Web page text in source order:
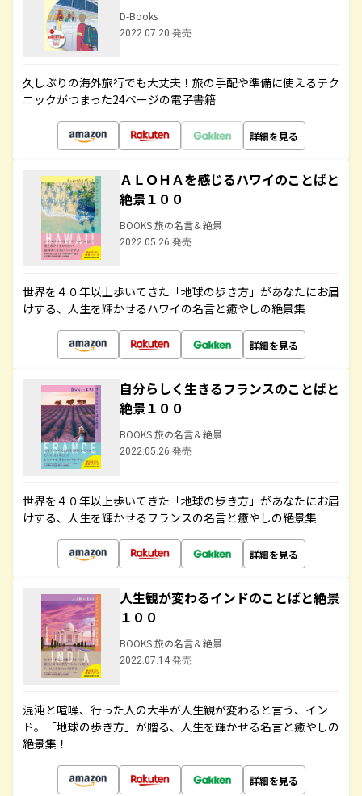
D-Books
2022.07.20 発売
久しぶりの海外旅行でも大丈夫！旅の手配や準備に使えるテク
ニックがつまった24ページの電子書籍
詳細を見る
ＡＬＯＨＡを感じるハワイのことばと
絶景１００
BOOKS 旅の名言＆絶景
2022.05.26 発売
世界を４０年以上歩いてきた「地球の歩き方」があなたにお届
けする、人生を輝かせるハワイの名言と癒やしの絶景集
詳細を見る
自分らしく生きるフランスのことばと
絶景１００
BOOKS 旅の名言＆絶景
2022.05.26 発売
世界を４０年以上歩いてきた「地球の歩き方」があなたにお届
けする、人生を輝かせるフランスの名言と癒やしの絶景集
詳細を見る
人生観が変わるインドのことばと絶景
１００
BOOKS 旅の名言＆絶景
2022.07.14 発売
混沌と喧噪、行った人の大半が人生観が変わると言う、イン
ド。「地球の歩き方」が贈る、人生を輝かせる名言と癒やしの
絶景集！
詳細を見る